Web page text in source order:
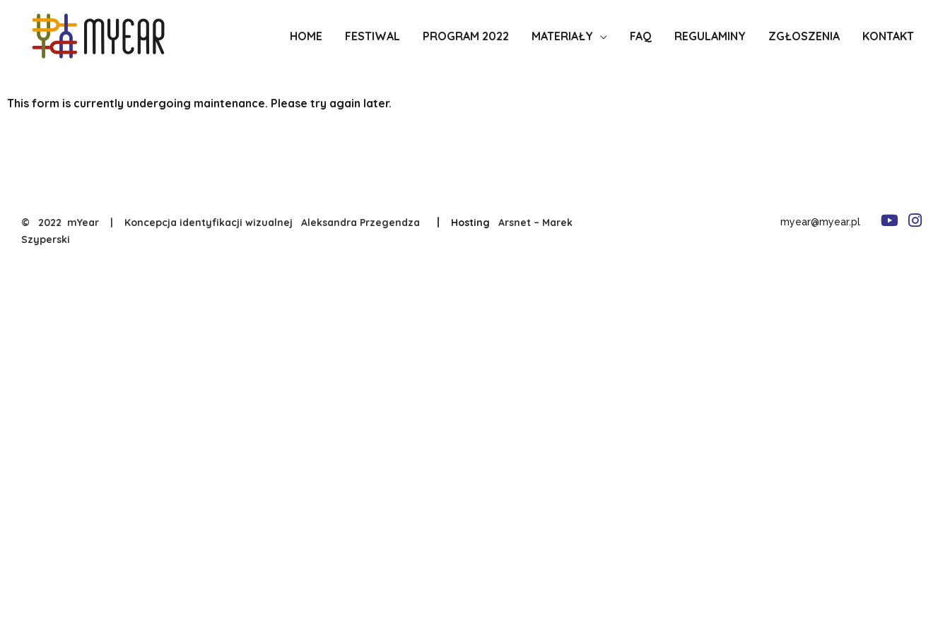
HOME FESTIWAL PROGRAM 2022 MATERIAŁY FAQ REGULAMINY ZGŁOSZENIA KONTAKT
This form is currently undergoing maintenance. Please try again later.
© 2022 mYear | Koncepcja identyfikacji wizualnej Aleksandra Przegendza | Hosting Arsnet – Marek
Szyperski
myear@myear.pl